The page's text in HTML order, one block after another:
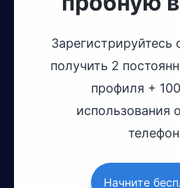
Зарегистрируйтесь
получить 2
профиля +
использования
Начните